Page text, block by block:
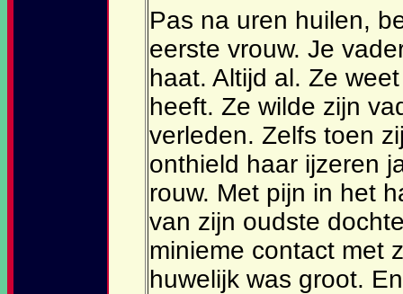
Pas na uren huilen,
eerste vrouw. Je
haat. Altijd al. Ze
heeft. Ze wilde zijn
verleden. Zelfs toen
onthield haar ijzeren
rouw. Met pijn in het
van zijn oudste
minieme contact met
huwelijk was groot.